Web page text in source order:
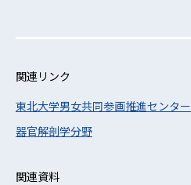
関連リンク
東北大学男女共同参画推進センター
器官解剖学分野
関連資料